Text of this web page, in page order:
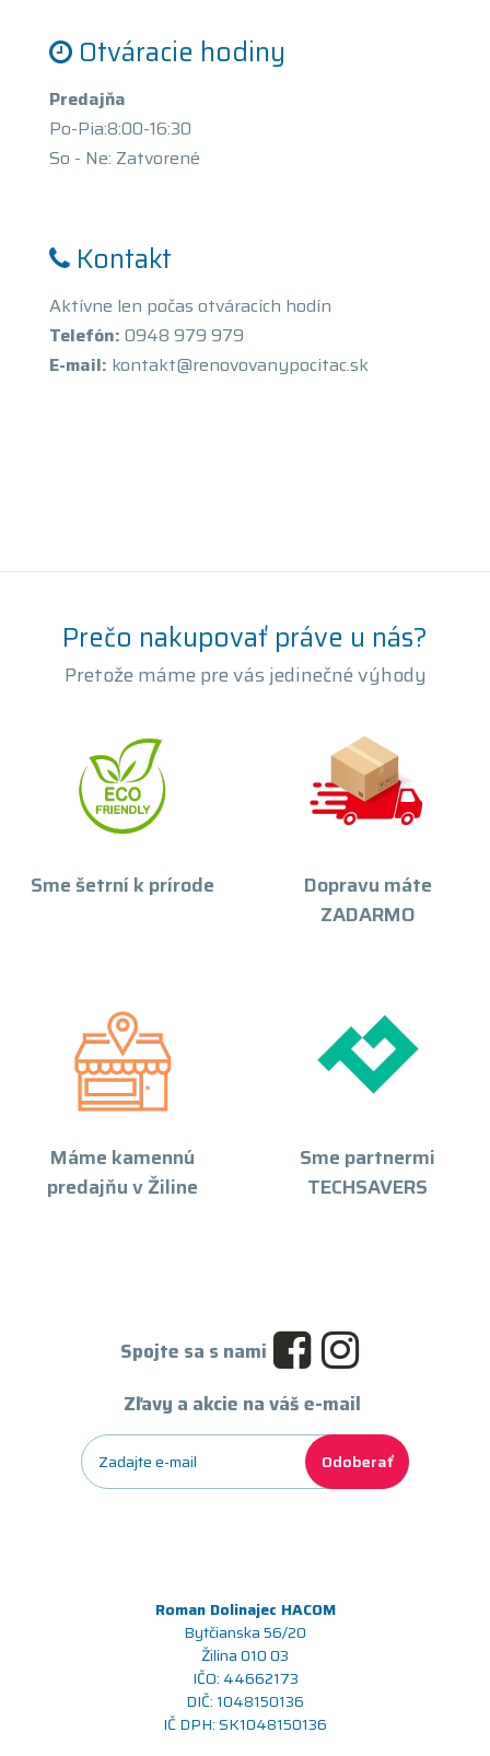
Otváracie hodiny
Predajňa
Po-Pia:8:00-16:30
So - Ne: Zatvorené
Kontakt
Aktívne len počas otváracích hodín
Telefón: 0948 979 979
E-mail: kontakt@renovovanypocitac.sk
Prečo nakupovať práve u nás?
Pretože máme pre vás jedinečné výhody
Sme šetrní k prírode
Dopravu máte
ZADARMO
Máme kamennú
predajňu v Žiline
Sme partnermi
TECHSAVERS
Spojte sa s nami
Zľavy a akcie na váš e-mail
Odoberať
Roman Dolinajec HACOM
Bytčianska 56/20
Žilina 010 03
IČO: 44662173
DIČ: 1048150136
IČ DPH: SK1048150136